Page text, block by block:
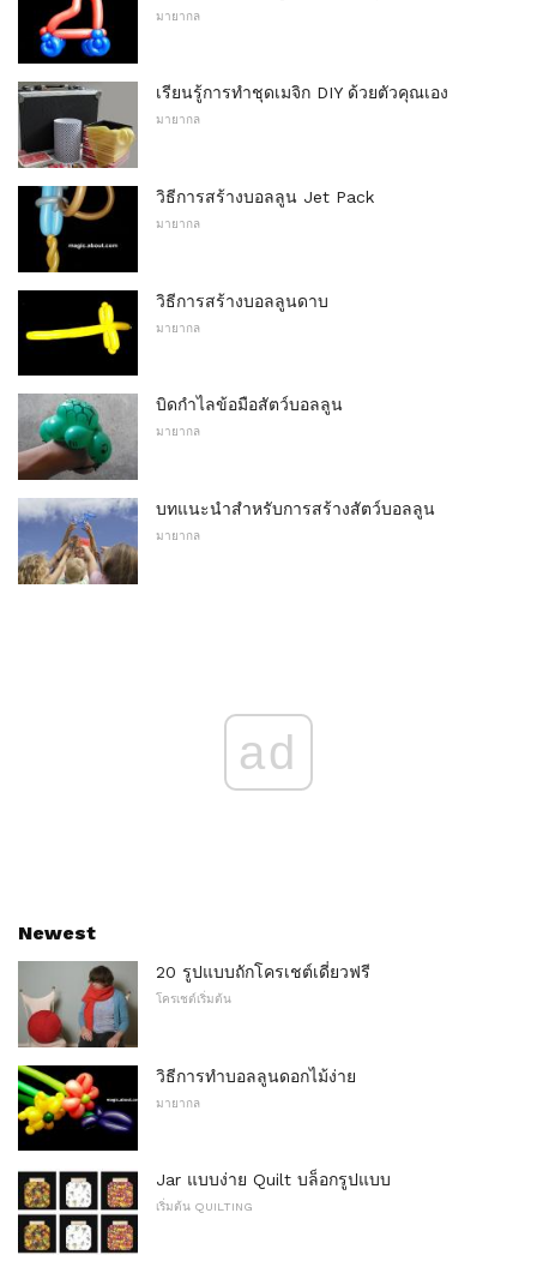
มายากล
เรียนรู้การทำชุดเมจิก DIY ด้วยตัวคุณเอง
มายากล
วิธีการสร้างบอลลูน Jet Pack
มายากล
วิธีการสร้างบอลลูนดาบ
มายากล
บิดกำไลข้อมือสัตว์บอลลูน
มายากล
บทแนะนำสำหรับการสร้างสัตว์บอลลูน
มายากล
ad
Newest
20 รูปแบบถักโครเชต์เดี่ยวฟรี
โครเชต์เริ่มต้น
วิธีการทำบอลลูนดอกไม้ง่าย
มายากล
Jar แบบง่าย Quilt บล็อกรูปแบบ
เริ่มต้น QUILTING